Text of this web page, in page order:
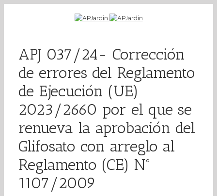
APJ 037/24- Corrección
de errores del Reglamento
de Ejecución (UE)
2023/2660 por el que se
renueva la aprobación del
Glifosato con arreglo al
Reglamento (CE) Nº
1107/2009